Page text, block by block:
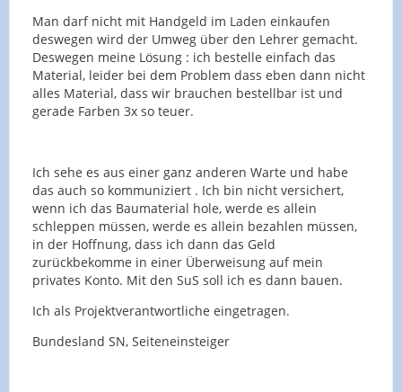
Man darf nicht mit Handgeld im Laden einkaufen
deswegen wird der Umweg über den Lehrer gemacht.
Deswegen meine Lösung : ich bestelle einfach das
Material, leider bei dem Problem dass eben dann nicht
alles Material, dass wir brauchen bestellbar ist und
gerade Farben 3x so teuer.
Ich sehe es aus einer ganz anderen Warte und habe
das auch so kommuniziert . Ich bin nicht versichert,
wenn ich das Baumaterial hole, werde es allein
schleppen müssen, werde es allein bezahlen müssen,
in der Hoffnung, dass ich dann das Geld
zurückbekomme in einer Überweisung auf mein
privates Konto. Mit den SuS soll ich es dann bauen.
Ich als Projektverantwortliche eingetragen.
Bundesland SN, Seiteneinsteiger